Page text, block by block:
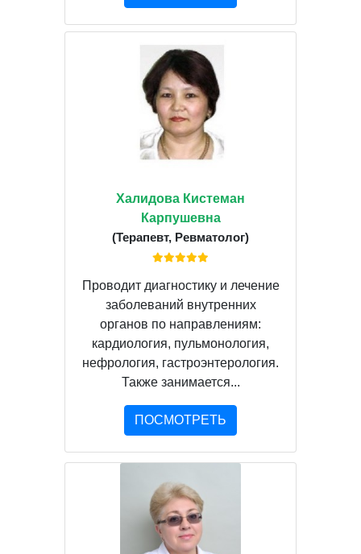
Халидова Кистеман
Карпушевна
(Терапевт, Ревматолог)
Проводит диагностику и лечение
заболеваний внутренних
органов по направлениям:
кардиология, пульмонология,
нефрология, гастроэнтерология.
Также занимается...
ПОСМОТРЕТЬ